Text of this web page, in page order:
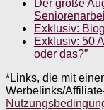
Der große
Exklusiv:
Exklusiv: 50
oder das?”
*Links, die mit
Werbelinks/